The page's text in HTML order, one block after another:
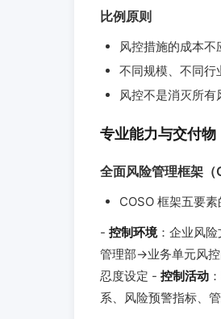
比例原则
风控措施的成本
不同规模、不同
风控不是消灭所
专业能力与交付物
全面风险管理框架（
COSO 框架五要素
- 控制环境：企业风
管理部→业务单元风
忍度设定 - 控制活动
系、风险预警指标、